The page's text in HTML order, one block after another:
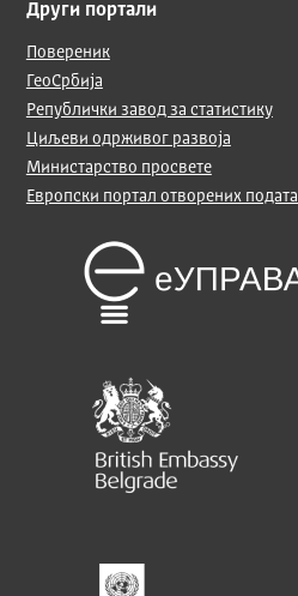
Други портали
Повереник
ГеоСрбија
Републички завод за статистику
Циљеви одрживог развоја
Министарство просвете
Европски портал отворених